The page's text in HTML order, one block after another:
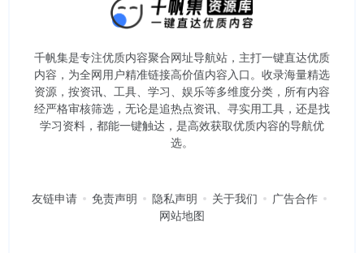
千帆集是专注优质内容聚合网址导航站，主打一键直达优质
内容，为全网用户精准链接高价值内容入口。​收录海量精选
资源，按资讯、工具、学习、娱乐等多维度分类，所有内容
经严格审核筛选，无论是追热点资讯、寻实用工具，还是找
学习资料，都能一键触达，是高效获取优质内容的导航优
选。
友链申请 免责声明 隐私声明 关于我们
广告合作
网站地图